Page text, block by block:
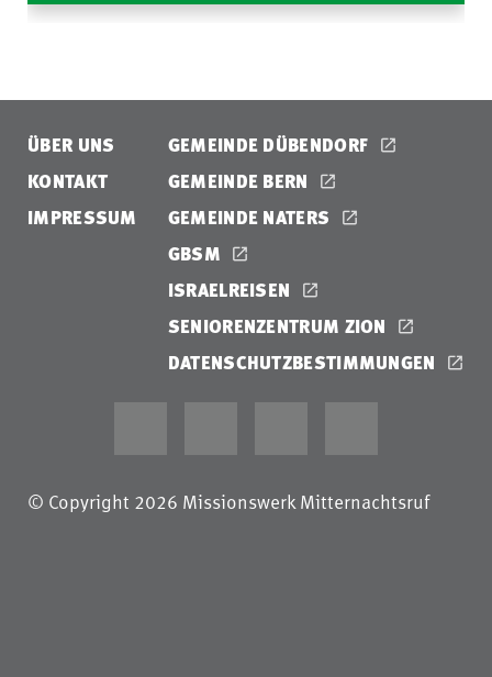
ÜBER UNS
KONTAKT
IMPRESSUM
GEMEINDE DÜBENDORF
GEMEINDE BERN
GEMEINDE NATERS
GBSM
ISRAELREISEN
SENIORENZENTRUM ZION
DATENSCHUTZBESTIMMUNGEN
© Copyright 2026 Missionswerk Mitternachtsruf